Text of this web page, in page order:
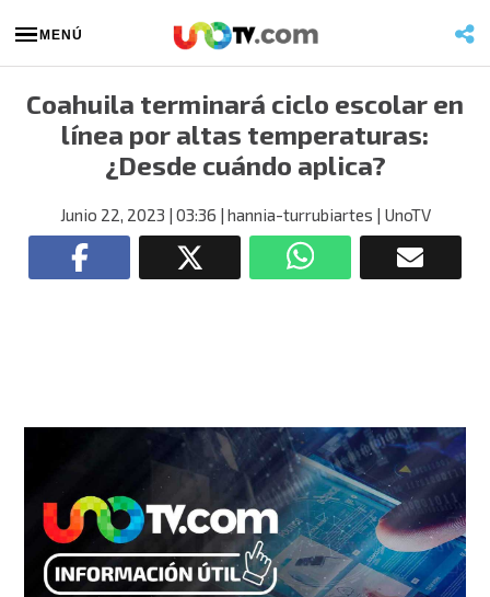
MENÚ
Coahuila terminará ciclo escolar en
línea por altas temperaturas:
¿Desde cuándo aplica?
Junio 22, 2023 | 03:36 | hannia-turrubiartes | UnoTV